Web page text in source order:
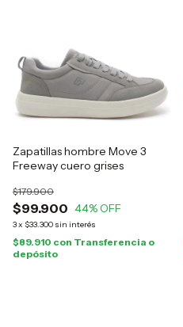
Zapatillas hombre Move 3
Freeway cuero grises
$99.900
$179.900
44% OFF
3x $33.300 sin interés
$89.910 con Transferencia o
depósito